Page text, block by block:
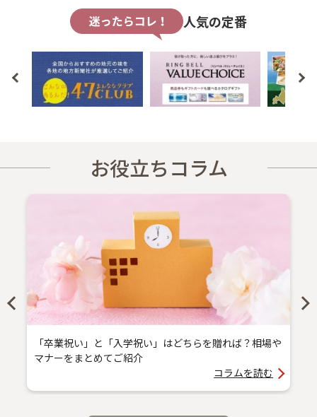
人気の定番
お役立ちコラム
「卒業祝い」と「入学祝い」はどちらを贈れば？相場や
マナーをまとめてご紹介
コラムを読む